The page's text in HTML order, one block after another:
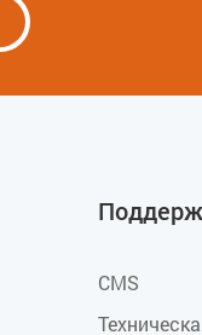
CMS